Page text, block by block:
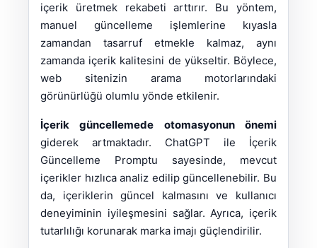
içerik üretmek rekabeti arttırır. Bu yöntem,
manuel güncelleme işlemlerine kıyasla
zamandan tasarruf etmekle kalmaz, aynı
zamanda içerik kalitesini de yükseltir. Böylece,
web sitenizin arama motorlarındaki
görünürlüğü olumlu yönde etkilenir.
İçerik güncellemede otomasyonun önemi
giderek artmaktadır. ChatGPT ile İçerik
Güncelleme Promptu sayesinde, mevcut
içerikler hızlıca analiz edilip güncellenebilir. Bu
da, içeriklerin güncel kalmasını ve kullanıcı
deneyiminin iyileşmesini sağlar. Ayrıca, içerik
tutarlılığı korunarak marka imajı güçlendirilir.